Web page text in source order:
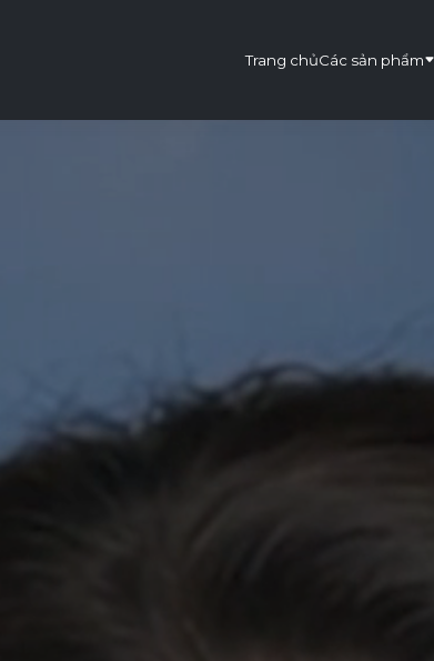
Trang chủCác sản phẩm